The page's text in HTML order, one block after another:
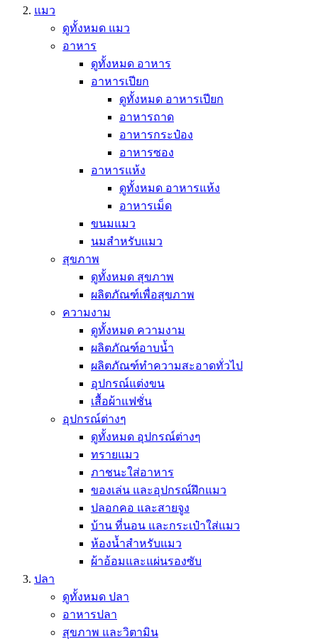
แมว
ดูทั้งหมด แมว
อาหาร
ดูทั้งหมด อาหาร
อาหารเปียก
ดูทั้งหมด อาหารเปียก
อาหารถาด
อาหารกระป๋อง
อาหารซอง
อาหารแห้ง
ดูทั้งหมด อาหารแห้ง
อาหารเม็ด
ขนมแมว
นมสำหรับแมว
สุขภาพ
ดูทั้งหมด สุขภาพ
ผลิตภัณฑ์เพื่อสุขภาพ
ความงาม
ดูทั้งหมด ความงาม
ผลิตภัณฑ์อาบน้ำ
ผลิตภัณฑ์ทำความสะอาดทั่วไป
อุปกรณ์แต่งขน
เสื้อผ้าแฟชั่น
อุปกรณ์ต่างๆ
ดูทั้งหมด อุปกรณ์ต่างๆ
ทรายแมว
ภาชนะใส่อาหาร
ของเล่น และอุปกรณ์ฝึกแมว
ปลอกคอ และสายจูง
บ้าน ที่นอน และกระเป๋าใส่แมว
ห้องน้ำสำหรับแมว
ผ้าอ้อมและแผ่นรองซับ
ปลา
ดูทั้งหมด ปลา
อาหารปลา
สุขภาพ และวิตามิน